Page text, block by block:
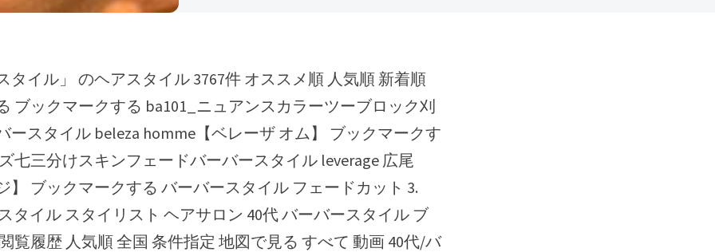
ブックマークする ba101_ニュアンスカラーツーブロック刈
ースタイル beleza homme【ベレーザ オム】 ブックマークす
七三分けスキンフェードバーバースタイル leverage 広尾
】 ブックマークする バーバースタイル フェードカット 3.
タイル スタイリスト ヘアサロン 40代 バーバースタイル ブ
覧履歴 人気順 全国 条件指定 地図で見る すべて 動画 40代/バ